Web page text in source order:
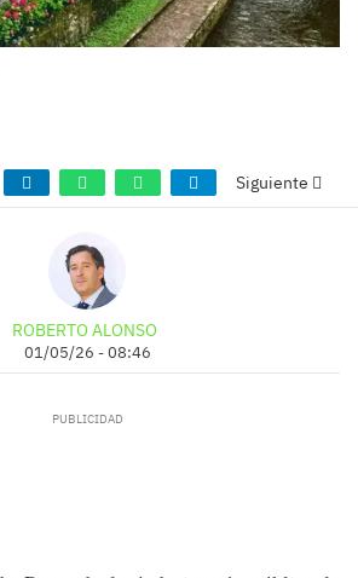
Siguiente
ROBERTO ALONSO
01/05/26 - 08:46